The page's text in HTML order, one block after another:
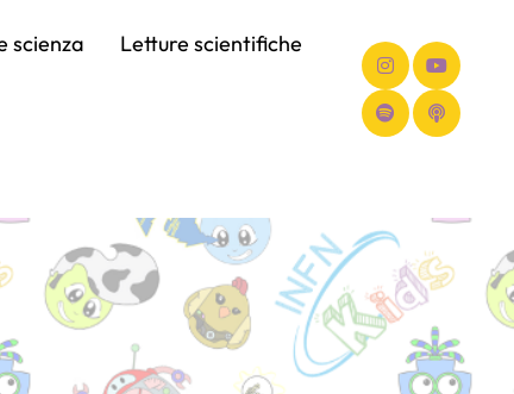
scienza Letture scientifiche